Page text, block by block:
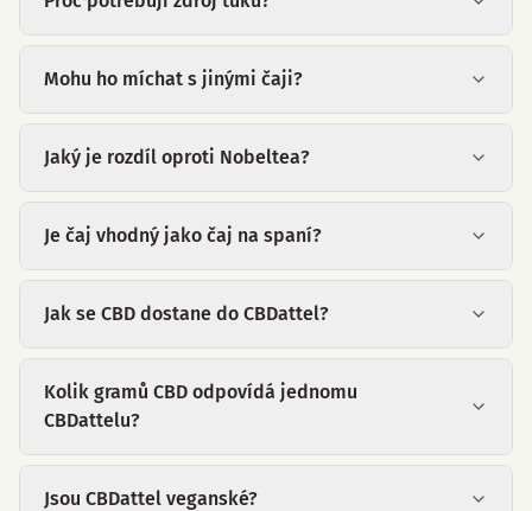
Mohu ho míchat s jinými čaji?
Jaký je rozdíl oproti Nobeltea?
Je čaj vhodný jako čaj na spaní?
Jak se CBD dostane do CBDattel?
Kolik gramů CBD odpovídá jednomu
CBDattelu?
Jsou CBDattel veganské?